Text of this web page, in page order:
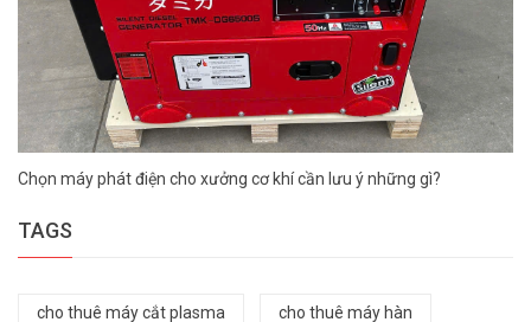
Chọn máy phát điện cho xưởng cơ khí cần lưu ý những gì?
TAGS
cho thuê máy cắt plasma cho thuê máy hàn